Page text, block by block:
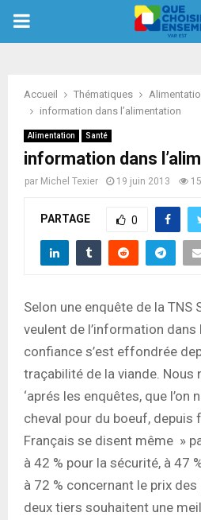
PRIMARY
Accueil Thématiques
information dans l’alimentation
Alimentation Santé
information dans
par Michel Texier 19 juin 2013
PARTAGE 0
Selon une enquête de la TNS
veulent de l’information dans
confiance s’est effondrée
traçabilité de la viande. Nous
‘aprés les enquêtes, que
cheval pour du boeuf,
Français se disent même »
à 42 % pour la sécurité, à 47
à 72 % concernant le prix
deux tiers souhaitent une